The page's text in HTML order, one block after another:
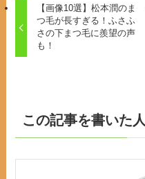
【画像10選】松本潤のま
つ毛が長すぎる！ふさふ
さの下まつ毛に羨望の声
も！
この記事を書いた人